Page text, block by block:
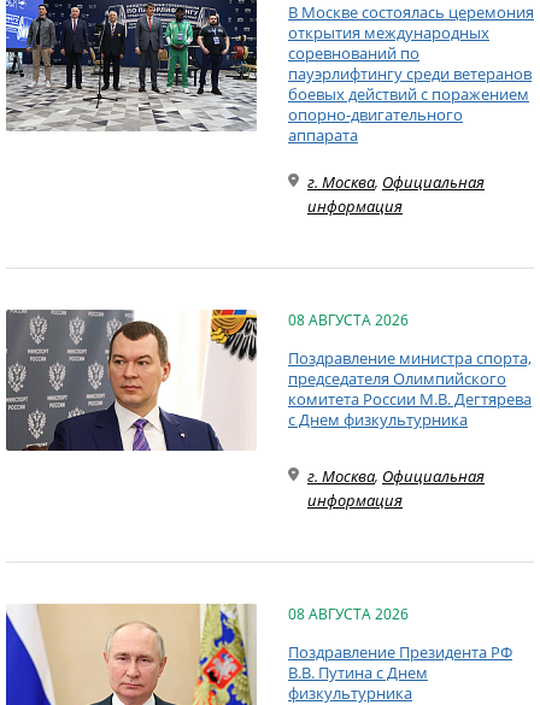
В Москве состоялась церемония
открытия международных
соревнований по
пауэрлифтингу среди ветеранов
боевых действий с поражением
опорно-двигательного
аппарата
г. Москва, Официальная
информация
08 АВГУСТА 2026
Поздравление министра спорта,
председателя Олимпийского
комитета России М.В. Дегтярева
с Днем физкультурника
г. Москва, Официальная
информация
08 АВГУСТА 2026
Поздравление Президента РФ
В.В. Путина с Днем
физкультурника